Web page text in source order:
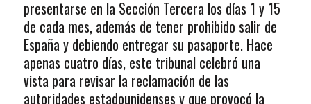
presentarse en la Sección Tercera los días 1 y 15
de cada mes, además de tener prohibido salir de
España y debiendo entregar su pasaporte. Hace
apenas cuatro días, este tribunal celebró una
vista para revisar la reclamación de las
autoridades estadounidenses y que provocó la